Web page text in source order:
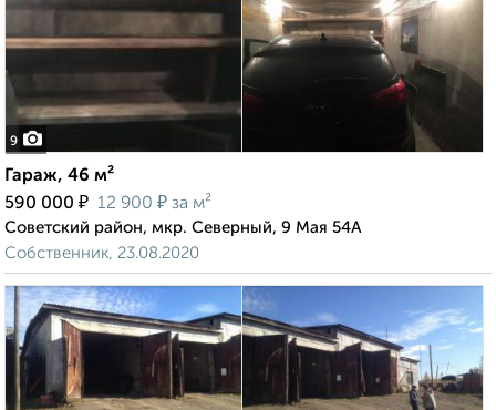
9
Гараж, 46 м²
590 000 ₽ 12 900 ₽ за м²
Советский район, мкр. Северный, 9 Мая 54А
Собственник, 23.08.2020